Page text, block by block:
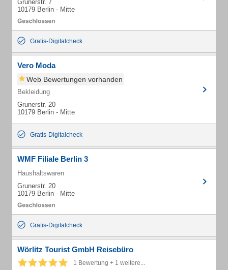
Grunerstr. 7
10179 Berlin - Mitte
Gratis-Digitalcheck
Vero Moda
Web Bewertungen vorhanden
Bekleidung
Grunerstr. 20
10179 Berlin - Mitte
Gratis-Digitalcheck
WMF Filiale Berlin 3
Haushaltswaren
Grunerstr. 20
10179 Berlin - Mitte
Gratis-Digitalcheck
Wörlitz Tourist GmbH Reisebüro
1 Bewertung + 1 weitere...